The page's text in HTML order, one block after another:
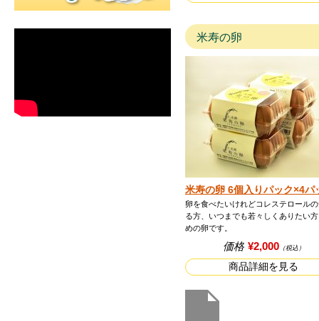
米寿の卵
米寿の卵 6個入りパック×4パ
卵を食べたいけれどコレステロール
る方、いつまでも若々しくありたい
めの卵です。
価格 ¥2,000（税込）
商品詳細を見る